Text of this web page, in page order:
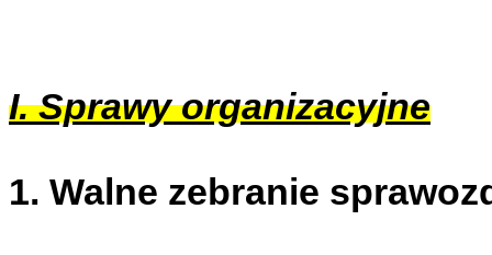
I. Sprawy organizacyjne
1. Walne zebranie